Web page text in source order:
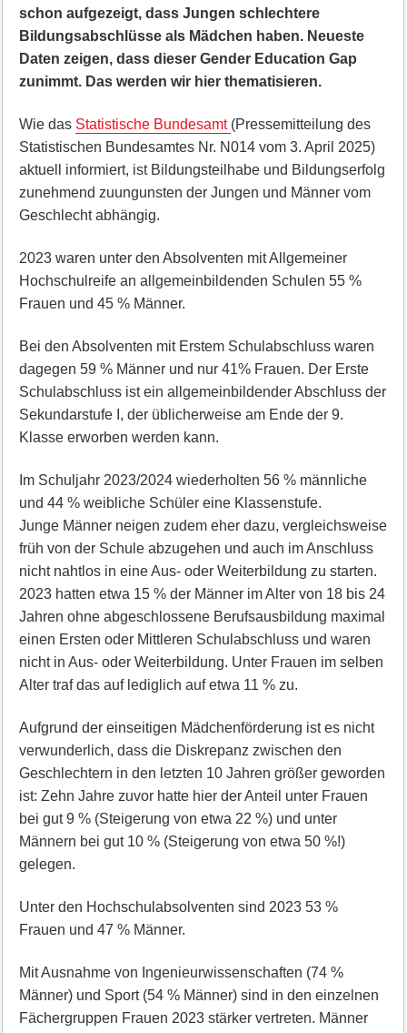
schon aufgezeigt, dass Jungen schlechtere
Bildungsabschlüsse als Mädchen haben. Neueste
Daten zeigen, dass dieser Gender Education Gap
zunimmt. Das werden wir hier thematisieren.
Wie das Statistische Bundesamt (Pressemitteilung des
Statistischen Bundesamtes Nr. N014 vom 3. April 2025)
aktuell informiert, ist Bildungsteilhabe und Bildungserfolg
zunehmend zuungunsten der Jungen und Männer vom
Geschlecht abhängig.
2023 waren unter den Absolventen mit Allgemeiner
Hochschulreife an allgemeinbildenden Schulen 55 %
Frauen und 45 % Männer.
Bei den Absolventen mit Erstem Schulabschluss waren
dagegen 59 % Männer und nur 41% Frauen. Der Erste
Schulabschluss ist ein allgemeinbildender Abschluss der
Sekundarstufe I, der üblicherweise am Ende der 9.
Klasse erworben werden kann.
Im Schuljahr 2023/2024 wiederholten 56 % männliche
und 44 % weibliche Schüler eine Klassenstufe.
Junge Männer neigen zudem eher dazu, vergleichsweise
früh von der Schule abzugehen und auch im Anschluss
nicht nahtlos in eine Aus- oder Weiterbildung zu starten.
2023 hatten etwa 15 % der Männer im Alter von 18 bis 24
Jahren ohne abgeschlossene Berufsausbildung maximal
einen Ersten oder Mittleren Schulabschluss und waren
nicht in Aus- oder Weiterbildung. Unter Frauen im selben
Alter traf das auf lediglich auf etwa 11 % zu.
Aufgrund der einseitigen Mädchenförderung ist es nicht
verwunderlich, dass die Diskrepanz zwischen den
Geschlechtern in den letzten 10 Jahren größer geworden
ist: Zehn Jahre zuvor hatte hier der Anteil unter Frauen
bei gut 9 % (Steigerung von etwa 22 %) und unter
Männern bei gut 10 % (Steigerung von etwa 50 %!)
gelegen.
Unter den Hochschulabsolventen sind 2023 53 %
Frauen und 47 % Männer.
Mit Ausnahme von Ingenieurwissenschaften (74 %
Männer) und Sport (54 % Männer) sind in den einzelnen
Fächergruppen Frauen 2023 stärker vertreten. Männer